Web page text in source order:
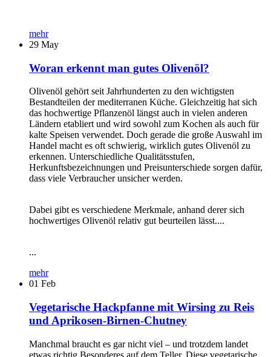
mehr
29 May
Woran erkennt man gutes Olivenöl?
Olivenöl gehört seit Jahrhunderten zu den wichtigsten
Bestandteilen der mediterranen Küche. Gleichzeitig hat sich
das hochwertige Pflanzenöl längst auch in vielen anderen
Ländern etabliert und wird sowohl zum Kochen als auch für
kalte Speisen verwendet. Doch gerade die große Auswahl im
Handel macht es oft schwierig, wirklich gutes Olivenöl zu
erkennen. Unterschiedliche Qualitätsstufen,
Herkunftsbezeichnungen und Preisunterschiede sorgen dafür,
dass viele Verbraucher unsicher werden.
Dabei gibt es verschiedene Merkmale, anhand derer sich
hochwertiges Olivenöl relativ gut beurteilen lässt....
...
mehr
01 Feb
Vegetarische Hackpfanne mit Wirsing zu Reis
und Aprikosen-Birnen-Chutney
Manchmal braucht es gar nicht viel – und trotzdem landet
etwas richtig Besonderes auf dem Teller. Diese vegetarische